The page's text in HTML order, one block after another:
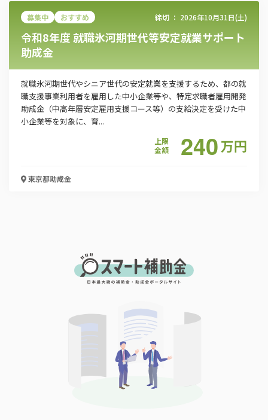
募集中 おすすめ 締切 ： 2026年10月31日(土)
令和8年度 就職氷河期世代等安定就業サポート
助成金
就職氷河期世代やシニア世代の安定就業を支援するため、都の就
職支援事業利用者を雇用した中小企業等や、特定求職者雇用開発
助成金（中高年層安定雇用支援コース等）の支給決定を受けた中
小企業等を対象に、育...
上限
金額
240万円
東京都助成金